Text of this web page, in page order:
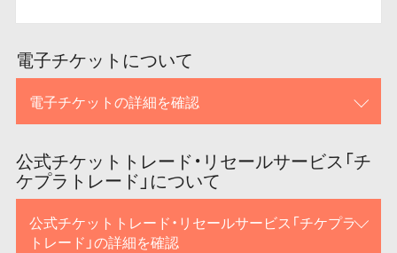
電子チケットについて
電子チケットの詳細を確認
公式チケットトレード・リセールサービス「チ
ケプラトレード」について
公式チケットトレード・リセールサービス「チケプラ
トレード」の詳細を確認